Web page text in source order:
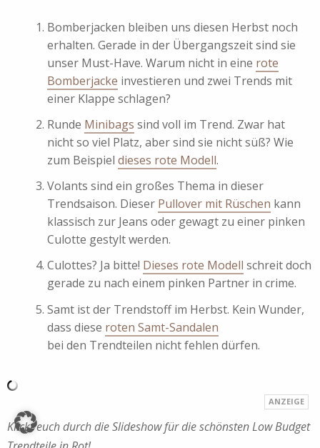
Bomberjacken bleiben uns diesen Herbst noch
erhalten. Gerade in der Übergangszeit sind sie
unser Must-Have. Warum nicht in eine rote
Bomberjacke investieren und zwei Trends mit
einer Klappe schlagen?
Runde Minibags sind voll im Trend. Zwar hat
nicht so viel Platz, aber sind sie nicht süß? Wie
zum Beispiel dieses rote Modell.
Volants sind ein großes Thema in dieser
Trendsaison. Dieser Pullover mit Rüschen kann
klassisch zur Jeans oder gewagt zu einer pinken
Culotte gestylt werden.
Culottes? Ja bitte! Dieses rote Modell schreit doch
gerade zu nach einem pinken Partner in crime.
Samt ist der Trendstoff im Herbst. Kein Wunder,
dass diese roten Samt-Sandalen
bei den Trendteilen nicht fehlen dürfen.
Klickt euch durch die Slideshow für die schönsten Low Budget